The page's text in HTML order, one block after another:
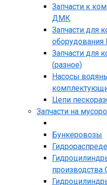
Запчасти к
ДМК
Запчасти для
Запчасти для
(разное)
Насосы
Цепи
Запчасти на
Бункеровозы